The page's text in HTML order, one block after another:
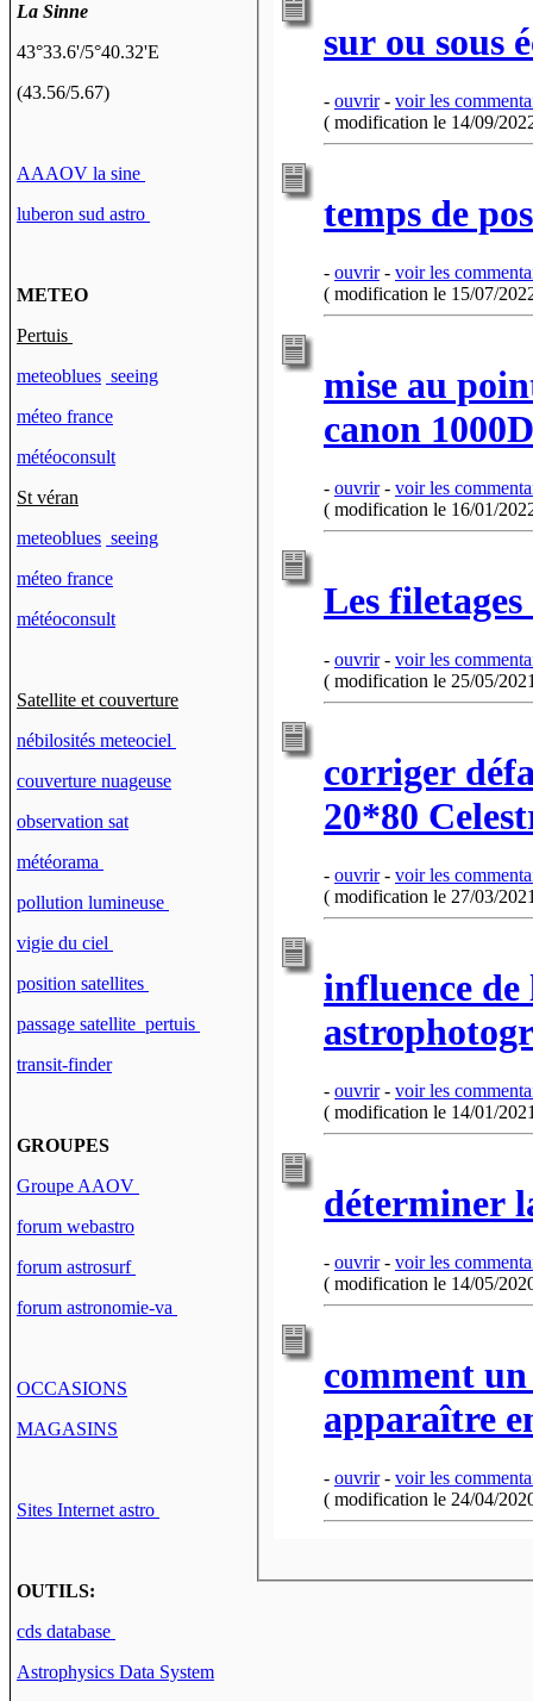
La Sinne
43°33.6'/5°40.32'E
(43.56/5.67)
AAAOV la sine
luberon sud astro
METEO
Pertuis
meteoblues seeing
méteo france
météoconsult
St véran
meteoblues seeing
méteo france
météoconsult
Satellite et couverture
nébilosités meteociel
couverture nuageuse
observation sat
météorama
pollution lumineuse
vigie du ciel
position satellites
passage satellite pertuis
transit-finder
GROUPES
Groupe AAOV
forum webastro
forum astrosurf
forum astronomie-va
OCCASIONS
MAGASINS
Sites Internet astro
OUTILS:
cds database
Astrophysics Data System
sur ou sous
- ouvrir- voir les
( modification le 14/09/
temps de
- ouvrir- voir les
( modification le 15/07/
mise au
canon 1000D
- ouvrir- voir les
( modification le 16/01/
Les
- ouvrir- voir les
( modification le 25/05/
corriger
20*80
- ouvrir- voir les
( modification le 27/03/
influence de
- ouvrir- voir les
( modification le 14/01/
déterminer
- ouvrir- voir les
( modification le 14/05/
comment
apparaître
- ouvrir- voir les
( modification le 24/04/